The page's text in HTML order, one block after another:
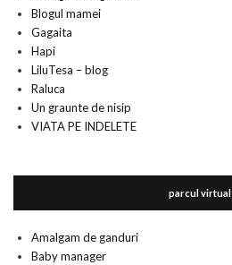
Blogul mamei
Gagaita
Hapi
LiluTesa – blog
Raluca
Un graunte de nisip
VIATA PE INDELETE
parcul virtual
Amalgam de ganduri
Baby manager